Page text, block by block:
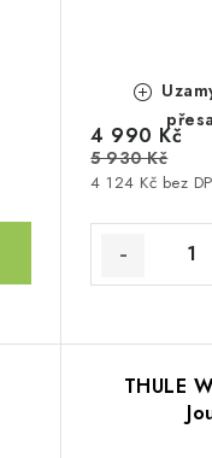
4 124 Kč bez
4 990 Kč
5 930 Kč
THULE